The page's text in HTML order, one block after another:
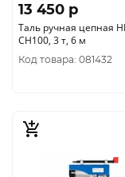
13 450 p
Таль ручная цепная
CH100, 3 т, 6 м
Код товара: 081432